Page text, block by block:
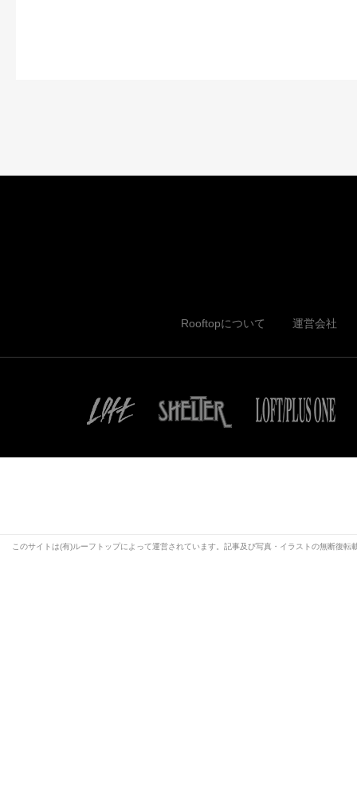
Rooftopについて 運営会社
このサイトは(有)ルーフトップによって運営されています。記事及び写真・イラストの無断復転